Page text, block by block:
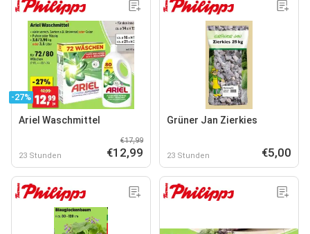
-27%
Ariel Waschmittel
23 Stunden
€17,99
€12,99
Grüner Jan Zierkies
23 Stunden €5,00